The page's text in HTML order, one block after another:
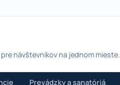
návštevníkov na jednom mieste.
Prevádzky a sanatóriá